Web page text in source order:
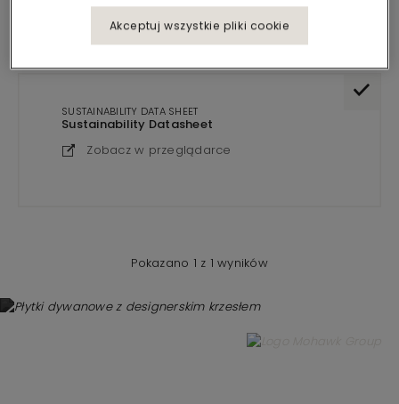
Wybierz wszystkie wyniki
SUSTAINABILITY DATA SHEET
Sustainability Datasheet
Zobacz w przeglądarce
Pokazano 1 z 1 wyników
Akceptuj wszystkie pliki cookie